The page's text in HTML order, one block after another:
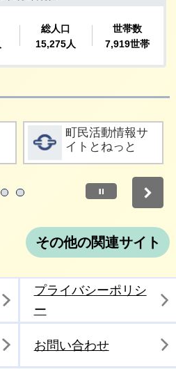
詳細をみる
町民活動情報サ
イトとねっと
停止
その他の関連サイト
プライバシーポリシ
ー
お問い合わせ